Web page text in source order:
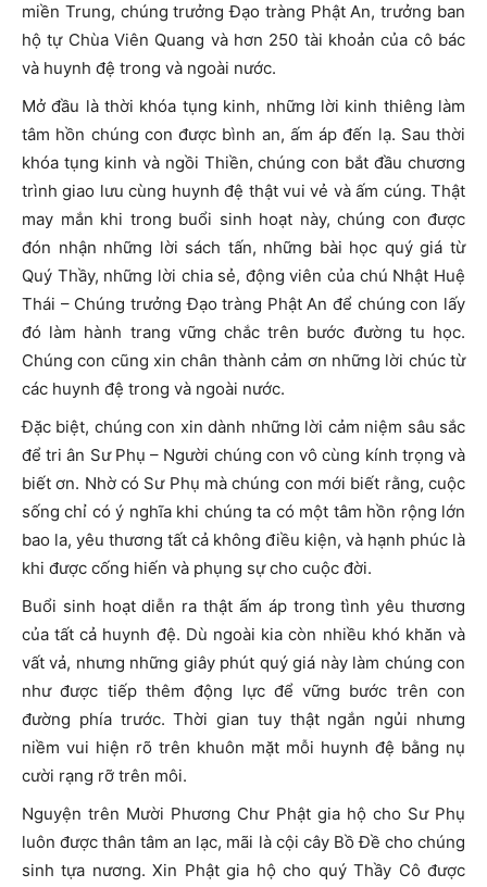
miền Trung, chúng trưởng Đạo tràng Phật An, trưởng ban
hộ tự Chùa Viên Quang và hơn 250 tài khoản của cô bác
và huynh đệ trong và ngoài nước.
Mở đầu là thời khóa tụng kinh, những lời kinh thiêng làm
tâm hồn chúng con được bình an, ấm áp đến lạ. Sau thời
khóa tụng kinh và ngồi Thiền, chúng con bắt đầu chương
trình giao lưu cùng huynh đệ thật vui vẻ và ấm cúng. Thật
may mắn khi trong buổi sinh hoạt này, chúng con được
đón nhận những lời sách tấn, những bài học quý giá từ
Quý Thầy, những lời chia sẻ, động viên của chú Nhật Huệ
Thái – Chúng trưởng Đạo tràng Phật An để chúng con lấy
đó làm hành trang vững chắc trên bước đường tu học.
Chúng con cũng xin chân thành cảm ơn những lời chúc từ
các huynh đệ trong và ngoài nước.
Đặc biệt, chúng con xin dành những lời cảm niệm sâu sắc
để tri ân Sư Phụ – Người chúng con vô cùng kính trọng và
biết ơn. Nhờ có Sư Phụ mà chúng con mới biết rằng, cuộc
sống chỉ có ý nghĩa khi chúng ta có một tâm hồn rộng lớn
bao la, yêu thương tất cả không điều kiện, và hạnh phúc là
khi được cống hiến và phụng sự cho cuộc đời.
Buổi sinh hoạt diễn ra thật ấm áp trong tình yêu thương
của tất cả huynh đệ. Dù ngoài kia còn nhiều khó khăn và
vất vả, nhưng những giây phút quý giá này làm chúng con
như được tiếp thêm động lực để vững bước trên con
đường phía trước. Thời gian tuy thật ngắn ngủi nhưng
niềm vui hiện rõ trên khuôn mặt mỗi huynh đệ bằng nụ
cười rạng rỡ trên môi.
Nguyện trên Mười Phương Chư Phật gia hộ cho Sư Phụ
luôn được thân tâm an lạc, mãi là cội cây Bồ Đề cho chúng
sinh tựa nương. Xin Phật gia hộ cho quý Thầy Cô được